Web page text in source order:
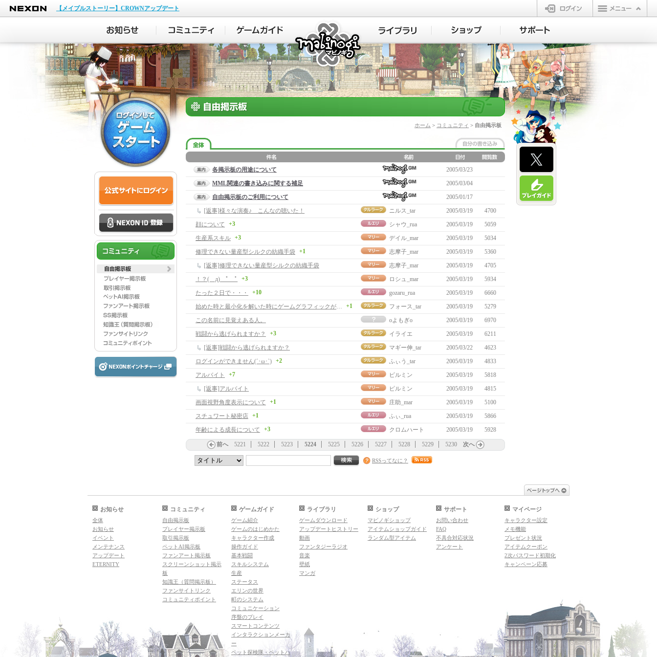
NEXON
【メイプルストーリー】CROWNアップデート
ログイン
マビノギ
ホーム > コミュニティ > 自由掲示板
各掲示板の用途について
2005/03/23
MML関連の書き込みに関する補足
2005/03/04
自由掲示板のご利用について
2005/01/17
[返事]様々な演奏♪ こんなの聴いた！
ニルス_tar 2005/03/19
4700
顔について
+3 シャウ_rua 2005/03/19
5059
生産系スキル +3 デイル_mar 2005/03/19
5034
修理できない量産型シルクの紡織手袋 +1 志摩子_mar 2005/03/19
5360
[返事]修理できない量産型シルクの紡織手袋
志摩子_mar 2005/03/19
4705
！？( д) ﾟ ﾟ
+3 ロシュ_mar 2005/03/19
5934
たった２日で・・・
+10 gozaru_rua 2005/03/19
6660
始めた時と最小化を解いた時にゲームグラフィックがおかしくなる
+1 フォース_tar 2005/03/19
5279
この名前に見覚えある人。
oよもぎo 2005/03/19
6970
戦闘から逃げられますか？
+3 イライエ 2005/03/19
6211
[返事]戦闘から逃げられますか？
マギー伸_tar 2005/03/22
4623
ログインができません(´･ω･`) +2 ふぃう_tar 2005/03/19
4833
アルバイト
+7 ピルミン 2005/03/19
5818
[返事]アルバイト
ピルミン 2005/03/19
4815
画面視野角度表示について
+1 庄助_mar 2005/03/19
5100
スチュワート秘密店 +1 ふぃ_rua 2005/03/19
5866
年齢による成長について
+3 クロムハート 2005/03/19 5928
前へ 5221 5222 5223 5224 5225 5226 5227 5228 5229 5230 次へ
RSSってなに？
お知らせ
全体
お知らせ
イベント
メンテナンス
アップデート
ETERNITY
コミュニティ
自由掲示板
プレイヤー掲示板
取引掲示板
ペットAI掲示板
ファンアート掲示板
スクリーンショット掲示
板
知識王（質問掲示板）
ファンサイトリンク
コミュニティポイント
ゲームガイド
ゲーム紹介
ゲームのはじめかた
キャラクター作成
操作ガイド
基本戦闘
スキルシステム
生産
ステータス
エリンの世界
町のシステム
コミュニケーション
序盤のプレイ
スマートコンテンツ
インタラクションメーカ
ー
ペット探検隊・ペットハ
ライブラリ
ゲームダウンロード
アップデートヒストリー
動画
ファンタジーラジオ
音楽
壁紙
マンガ
ショップ
マビノギショップ
アイテムショップガイド
ランダム型アイテム
サポート
お問い合わせ
FAQ
不具合対応状況
アンケート
マイページ
キャラクター設定
メモ機能
プレゼント状況
アイテムクーポン
2次パスワード初期化
キャンペーン応募